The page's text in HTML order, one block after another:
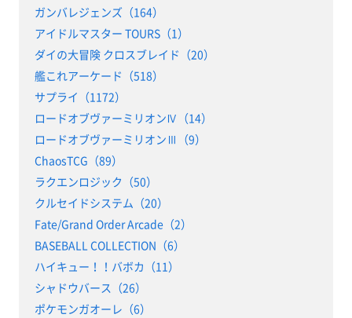
ガンバレジェンズ（164）
アイドルマスター TOURS（1）
ダイの大冒険 クロスブレイド（20）
艦これアーケード（518）
サプライ（1172）
ロードオブヴァーミリオンⅣ（14）
ロードオブヴァーミリオンⅢ（9）
ChaosTCG（89）
ラクエンロジック（50）
クルセイドシステム（20）
Fate/Grand Order Arcade（2）
BASEBALL COLLECTION（6）
ハイキュー！！バボカ（11）
シャドウバース（26）
ポケモンガオーレ（6）